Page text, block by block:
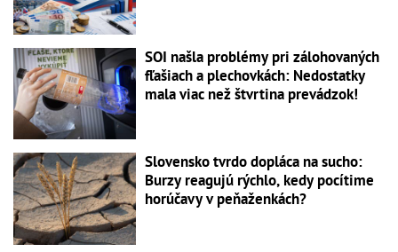
SOI našla problémy pri zálohovaných
fľašiach a plechovkách: Nedostatky
mala viac než štvrtina prevádzok!
Slovensko tvrdo dopláca na sucho:
Burzy reagujú rýchlo, kedy pocítime
horúčavy v peňaženkách?